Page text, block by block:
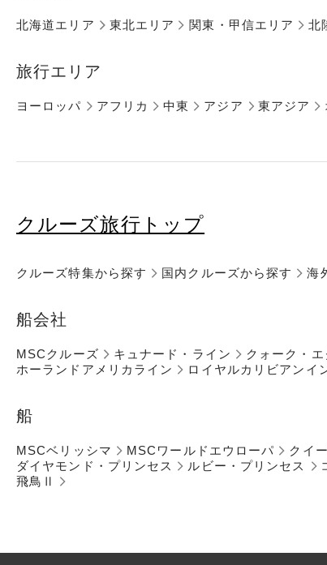
北海道エリア 東北エリア 関東・甲信エリア 北
旅行エリア
ヨーロッパ アフリカ 中東 アジア 東アジア
クルーズ旅行トップ
クルーズ特集から探す 国内クルーズから探す 海
船会社
MSCクルーズ キュナード・ライン クォーク・
ホーランドアメリカライン
ロイヤルカリビアンイ
船
MSCベリッシマ MSCワールドエウローパ クイ
ダイヤモンド・プリンセス
ルビー・プリンセス
飛鳥Ⅱ